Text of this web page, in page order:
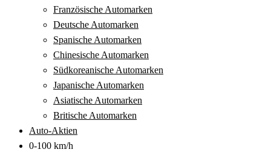
Französische Automarken
Deutsche Automarken
Spanische Automarken
Chinesische Automarken
Südkoreanische Automarken
Japanische Automarken
Asiatische Automarken
Britische Automarken
Auto-Aktien
0-100 km/h